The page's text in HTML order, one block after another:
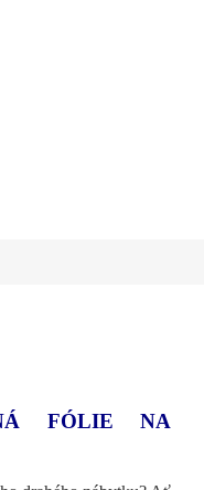
FÓLIE NA